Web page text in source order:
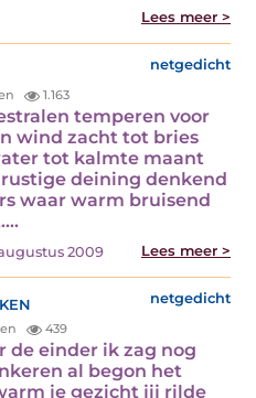
Lees meer >
netgedicht
1.163
temperen voor
wind zacht tot bries
tot kalmte maant
deining denkend
waar warm bruisend
2009 Lees meer >
netgedicht
439
de einder ik zag nog
al begon het
je gezicht jij rilde